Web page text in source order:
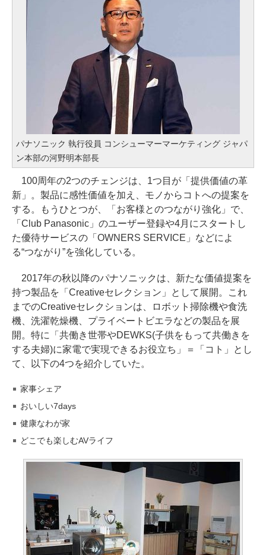
パナソニック 執行役員 コンシューマーマーケティング ジャパ
ン本部の河野明本部長
100周年の2つのチェンジは、1つ目が「提供価値の革
新」。製品に感性価値を加え、モノからコトへの提案を
する。もうひとつが、「お客様とのつながり強化」で、
「Club Panasonic」のユーザー登録や4月にスタートし
た優待サービスの「OWNERS SERVICE」などによ
る“つながり”を強化している。
2017年の秋以降のパナソニックは、新たな価値提案を
持つ製品を「Creativeセレクション」として展開。これ
までのCreativeセレクションは、ロボット掃除機や食洗
機、洗濯乾燥機、プライベートビエラなどの製品を展
開。特に「共働き世帯やDEWKS(子供をもって共働きを
する夫婦)に家電で実現できるお役立ち」＝「コト」とし
て、以下の4つを紹介していた。
家事シェア
おいしい7days
健康なわが家
どこでも楽しむAVライフ